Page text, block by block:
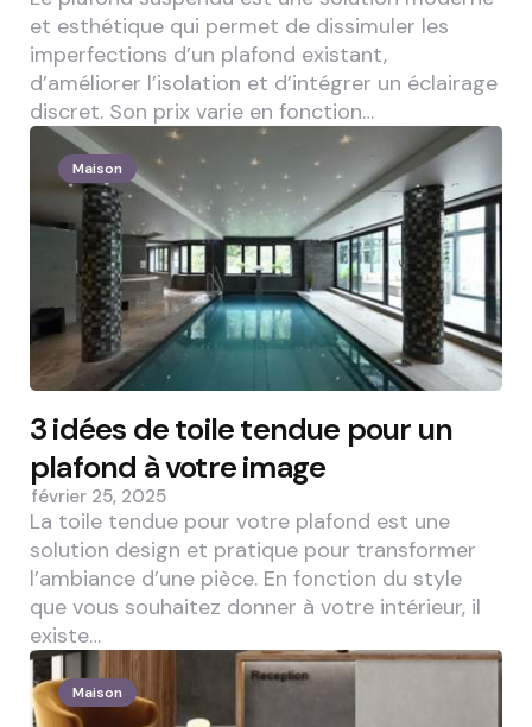
et esthétique qui permet de dissimuler les
imperfections d’un plafond existant,
d’améliorer l’isolation et d’intégrer un éclairage
discret. Son prix varie en fonction…
Maison
3 idées de toile tendue pour un
plafond à votre image
février 25, 2025
La toile tendue pour votre plafond est une
solution design et pratique pour transformer
l’ambiance d’une pièce. En fonction du style
que vous souhaitez donner à votre intérieur, il
existe…
Maison